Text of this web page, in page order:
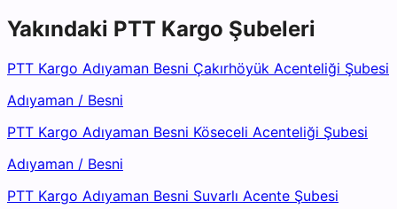
Yakındaki PTT Kargo Şubeleri
PTT Kargo Adıyaman Besni Çakırhöyük Acenteliği Şubesi
Adıyaman / Besni
PTT Kargo Adıyaman Besni Köseceli Acenteliği Şubesi
Adıyaman / Besni
PTT Kargo Adıyaman Besni Suvarlı Acente Şubesi